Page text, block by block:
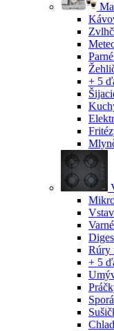
+ 5
Rúry
+ 5